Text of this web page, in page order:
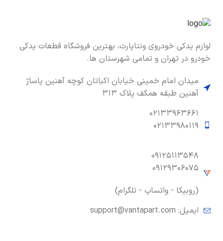
لوازم یدکی خودروی ونتاپارت، بهترین فروشگاه قطعات یدکی
خودرو در تهران و تمامی شهرستان ها.
میدان امام خمینی خیابان اکباتان کوچه آهنین پاساژ
آهنین طبقه همکف پلاک ۳۱۳
۰۲۱۳۳۹۶۳۶۶۱
۰۲۱۳۳۹۸۰۱۱۹
۰۹۱۲۵۱۱۳۵۴۸
۰۹۱۲۹۳۰۶۰۷۵
(روبیکا - واتساپ - تلگرام)
ایمیل: support@vantapart.com